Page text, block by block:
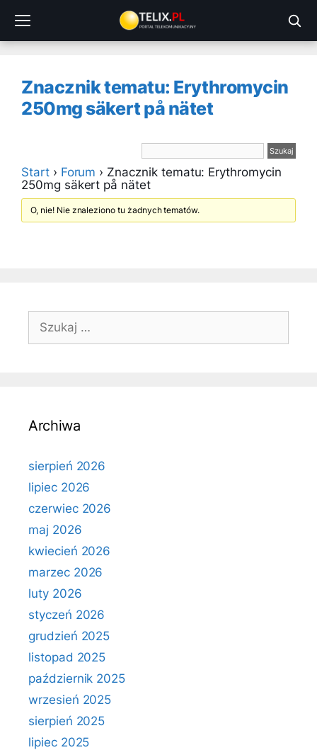
treści
Znacznik tematu: Erythromycin
250mg säkert på nätet
Start › Forum › Znacznik tematu: Erythromycin
250mg säkert på nätet
O, nie! Nie znaleziono tu żadnych tematów.
Szukaj:
Archiwa
sierpień 2026
lipiec 2026
czerwiec 2026
maj 2026
kwiecień 2026
marzec 2026
luty 2026
styczeń 2026
grudzień 2025
listopad 2025
październik 2025
wrzesień 2025
sierpień 2025
lipiec 2025